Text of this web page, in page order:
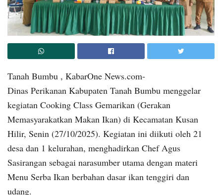
Tanah Bumbu , KabarOne News.com-
Dinas Perikanan Kabupaten Tanah Bumbu menggelar
kegiatan Cooking Class Gemarikan (Gerakan
Memasyarakatkan Makan Ikan) di Kecamatan Kusan
Hilir, Senin (27/10/2025). Kegiatan ini diikuti oleh 21
desa dan 1 kelurahan, menghadirkan Chef Agus
Sasirangan sebagai narasumber utama dengan materi
Menu Serba Ikan berbahan dasar ikan tenggiri dan
udang.